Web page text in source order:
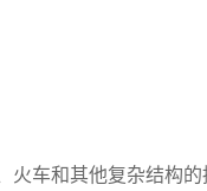
车和其他复杂结构的